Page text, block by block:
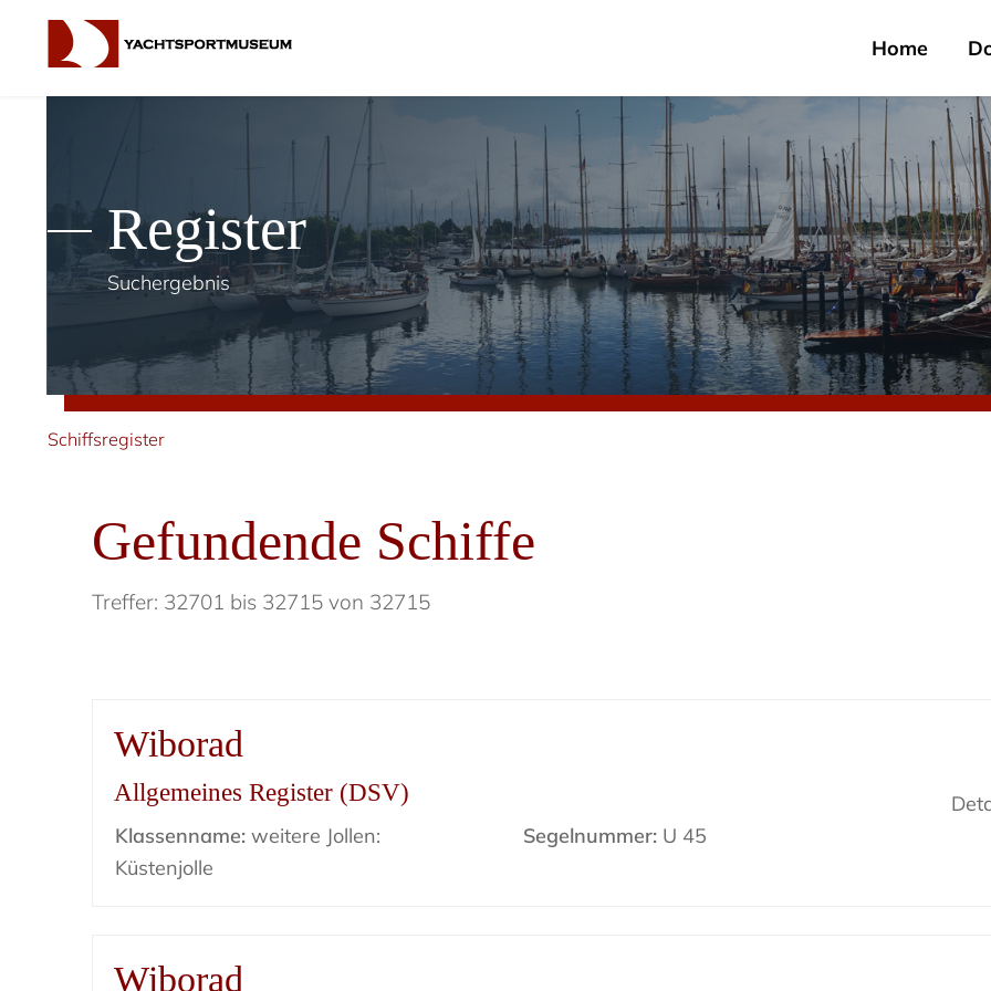
Home
Register
Suchergebnis
Schiffsregister
Gefundende Schiffe
Treffer: 32701 bis 32715 von 32715
Wiborad
Allgemeines Register (DSV)
Klassenname: weitere Jollen:
Küstenjolle
Segelnummer:U 45
Wiborad